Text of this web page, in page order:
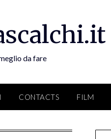
da fare
CONTACTS FILM